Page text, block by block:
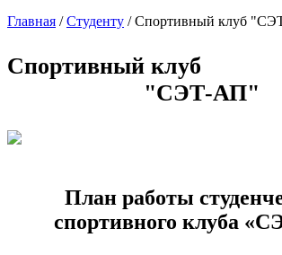
Главная /Студенту /Спортивный клуб
Спортивный клуб
"СЭТ-АП"
План работы
спортивного клуба